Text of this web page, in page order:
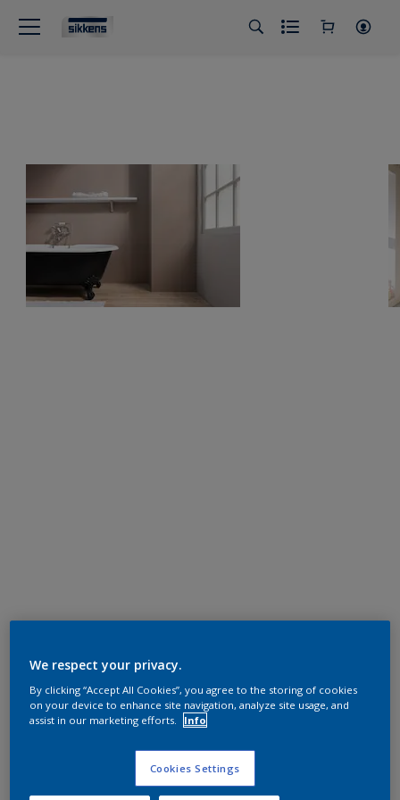
We respect your privacy.
By clicking “Accept All Cookies”, you agree to the storing of cookies
on your device to enhance site navigation, analyze site usage, and
assist in our marketing efforts.
Info
Cookies Settings